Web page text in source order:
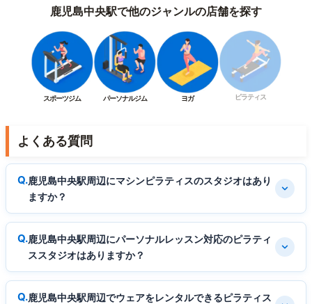
鹿児島中央駅で他のジャンルの店舗を探す
スポーツジム パーソナルジム ヨガ ピラティス
よくある質問
鹿児島中央駅周辺にマシンピラティスのスタジオはあり
ますか？
鹿児島中央駅周辺にパーソナルレッスン対応のピラティ
ススタジオはありますか？
鹿児島中央駅周辺でウェアをレンタルできるピラティス